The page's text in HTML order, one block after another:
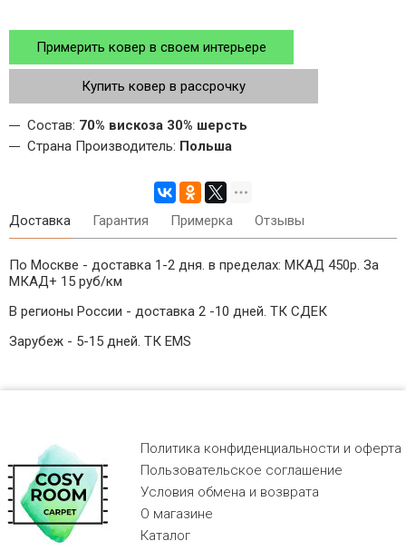
Примерить ковер в своем интерьере
Купить ковер в рассрочку
Состав: 70% вискоза 30% шерсть
Страна Производитель: Польша
Доставка Гарантия Примерка Отзывы
По Москве - доставка 1-2 дня. в пределах: МКАД 450р. За
МКАД+ 15 руб/км
В регионы России - доставка 2 -10 дней. ТК СДЕК
Зарубеж - 5-15 дней. ТК EMS
Политика конфиденциальности и оферта
Пользовательское соглашение
Условия обмена и возврата
О магазине
Каталог